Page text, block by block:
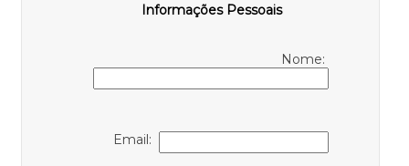
Informações Pessoais
Nome:
Email: